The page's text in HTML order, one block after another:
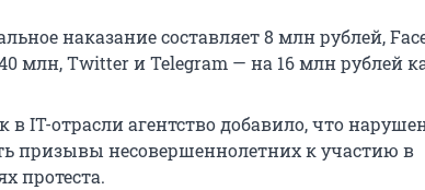
наказание составляет 8 млн рублей,
млн, Twitter и Telegram — на 16 млн рублей
в IT-отрасли агентство добавило, что
призывы несовершеннолетних к участию в
протеста.